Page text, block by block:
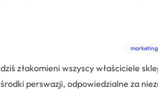
Zarządzanie
marketing
złakomieni wszyscy właściciele
perswazji, odpowiedzialne za